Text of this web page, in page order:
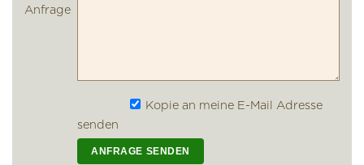
Anfrage
Kopie an meine E-Mail Adresse
senden